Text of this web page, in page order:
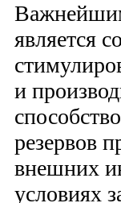
является
и
резервов
внешних
условиях